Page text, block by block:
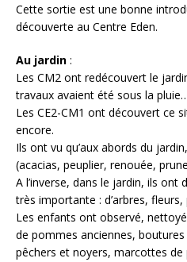
Cette sortie est une bonne
découverte au Centre Eden.
Au jardin :
Les CM2 ont redécouvert le
travaux avaient été sous la
Les CE2-CM1 ont découvert ce
encore.
Ils ont vu qu’aux abords du
(acacias, peuplier, renouée,
A l’inverse, dans le jardin, ils ont
très importante : d’arbres,
Les enfants ont observé,
de pommes anciennes,
pêchers et noyers, marcottes